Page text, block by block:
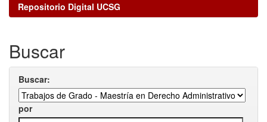
Repositorio Digital UCSG
Buscar
Buscar:
por